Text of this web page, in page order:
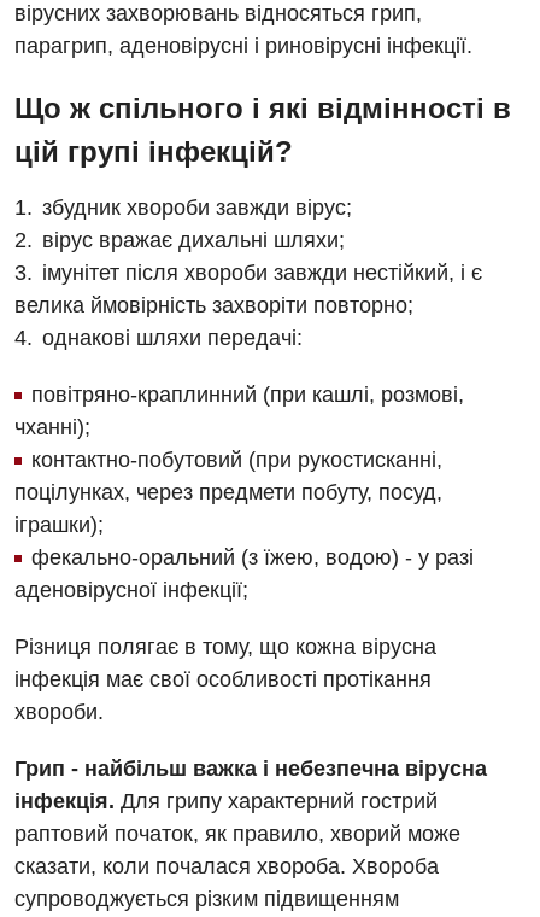
Вакансії
Заходи БПР
Безкоштовні операції
Енциклопедія
Відгуки
Діагностика
Діагностичне відділення
Ендоскопічне відділення
Комп’ютерна томографія
Магнітно-резонансна томографія
Мамографія
Нейросонографія
Відділ госпіталізації
Відділення кардіосудинної патології та неврології
Гінекологічне відділення
Денний стаціонар
вірусних захворювань відносяться грип,
парагрип, аденовірусні і риновірусні інфекції.
Що ж спільного і які відмінності в
цій групі інфекцій?
збудник хвороби завжди вірус;
вірус вражає дихальні шляхи;
імунітет після хвороби завжди нестійкий, і є
велика ймовірність захворіти повторно;
однакові шляхи передачі:
повітряно-краплинний (при кашлі, розмові,
чханні);
контактно-побутовий (при рукостисканні,
поцілунках, через предмети побуту, посуд,
іграшки);
фекально-оральний (з їжею, водою) - у разі
аденовірусної інфекції;
Різниця полягає в тому, що кожна вірусна
інфекція має свої особливості протікання
хвороби.
Грип - найбільш важка і небезпечна вірусна
інфекція. Для грипу характерний гострий
раптовий початок, як правило, хворий може
сказати, коли почалася хвороба. Хвороба
супроводжується різким підвищенням